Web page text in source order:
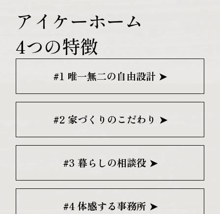
アイケーホーム
4つの特徴
#1 唯一無二の自由設計 ➤
#2 家づくりのこだわり ➤
#3 暮らしの相談役 ➤
#4 体感する事務所 ➤